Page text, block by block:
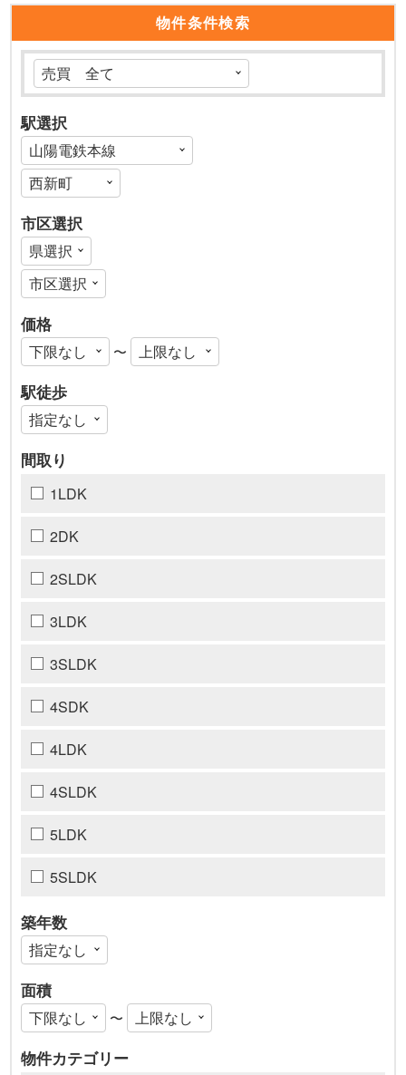
物件条件検索
駅選択
市区選択
価格
〜
駅徒歩
間取り
1LDK
2DK
2SLDK
3LDK
3SLDK
4SDK
4LDK
4SLDK
5LDK
5SLDK
築年数
面積
〜
物件カテゴリー